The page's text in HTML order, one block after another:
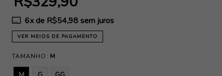
6x de R$54,98 sem juros
VER MEIOS DE PAGAMENTO
TAMANHO: M